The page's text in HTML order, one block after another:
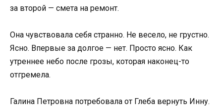
за второй — смета на ремонт.
Она чувствовала себя странно. Не весело, не грустно.
Ясно. Впервые за долгое — нет. Просто ясно. Как
утреннее небо после грозы, которая наконец-то
отгремела.
Галина Петровна потребовала от Глеба вернуть Инну.